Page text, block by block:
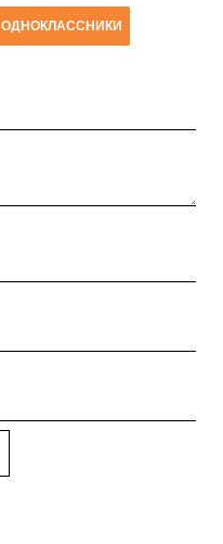
ОДНОКЛАССНИКИ